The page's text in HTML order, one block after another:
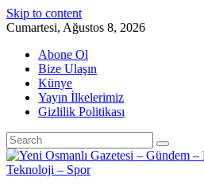
Skip to content
Cumartesi, Ağustos 8, 2026
Abone Ol
Bize Ulaşın
Künye
Yayın İlkelerimiz
Gizlilik Politikası